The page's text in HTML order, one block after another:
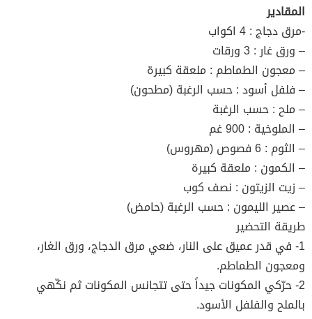
المقادير
-مرق دجاج : 4 اكواب
– ورق غار : 3 ورقات
– معجون الطماطم : ملعقة كبيرة
– فلفل أسود : حسب الرغبة (مطحون)
– ملح : حسب الرغبة
– الملوخية : 900 غم
– الثوم : 6 فصوص (مهروس)
– الكمون : ملعقة كبيرة
– زيت الزيتون : نصف كوب
– عصير الليمون : حسب الرغبة (حامض)
طريقة التحضير
1- في قدر عميق على النار، ضعي مرق الدجاج، ورق الغار،
ومعجون الطماطم.
2- حرّكي المكونات جيداً حتى تتجانس المكونات ثم نكّهي
بالملح والفلفل الأسود.